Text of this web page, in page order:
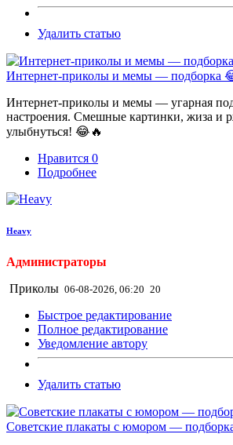
Удалить статью
Интернет-приколы и мемы — подборка
Интернет-приколы и мемы — угарная
настроения. Смешные картинки, жиза и
улыбнуться! 😂🔥
Нравится 0
Подробнее
Heavy
Администраторы
Приколы 06-08-2026, 06:20 20
Быстрое редактирование
Полное редактирование
Уведомление автору
Удалить статью
Советские плакаты с юмором —